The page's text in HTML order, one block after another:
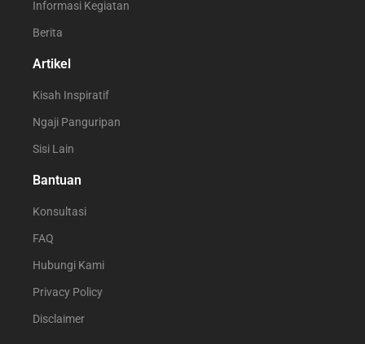
Informasi Kegiatan
Berita
Artikel
Kisah Inspiratif
Ngaji Panguripan
Sisi Lain
Bantuan
Konsultasi
FAQ
Hubungi Kami
Privacy Policy
Disclaimer